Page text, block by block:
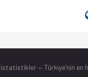
— Türkiye’nin en